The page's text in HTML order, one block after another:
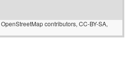
OpenStreetMapcontributors, CC-BY-SA,